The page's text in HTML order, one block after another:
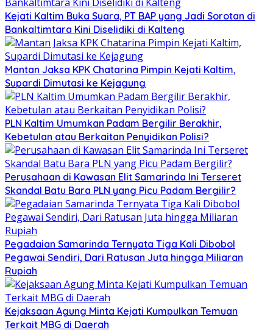
Kejati Kaltim Buka Suara, PT BAP yang Jadi Sorotan di
Bankaltimtara Kini Diselidiki di Kalteng
Mantan Jaksa KPK Chatarina Pimpin Kejati Kaltim,
Supardi Dimutasi ke Kejagung
PLN Kaltim Umumkan Padam Bergilir Berakhir,
Kebetulan atau Berkaitan Penyidikan Polisi?
Perusahaan di Kawasan Elit Samarinda Ini Terseret
Skandal Batu Bara PLN yang Picu Padam Bergilir?
Pegadaian Samarinda Ternyata Tiga Kali Dibobol
Pegawai Sendiri, Dari Ratusan Juta hingga Miliaran
Rupiah
Kejaksaan Agung Minta Kejati Kumpulkan Temuan
Terkait MBG di Daerah